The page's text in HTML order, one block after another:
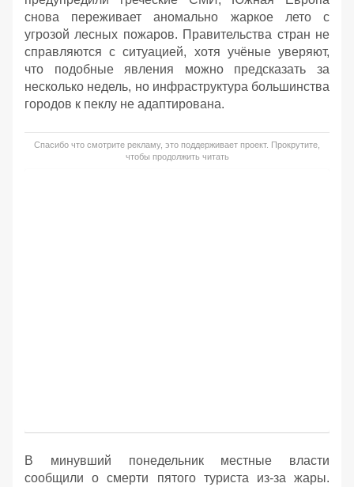
снова переживает аномально жаркое лето с
угрозой лесных пожаров. Правительства стран не
справляются с ситуацией, хотя учёные уверяют,
что подобные явления можно предсказать за
несколько недель, но инфраструктура большинства
городов к пеклу не адаптирована.
Спасибо что смотрите рекламу, это поддерживает проект. Прокрутите,
чтобы продолжить читать
В минувший понедельник местные власти
сообщили о смерти пятого туриста из-за жары.